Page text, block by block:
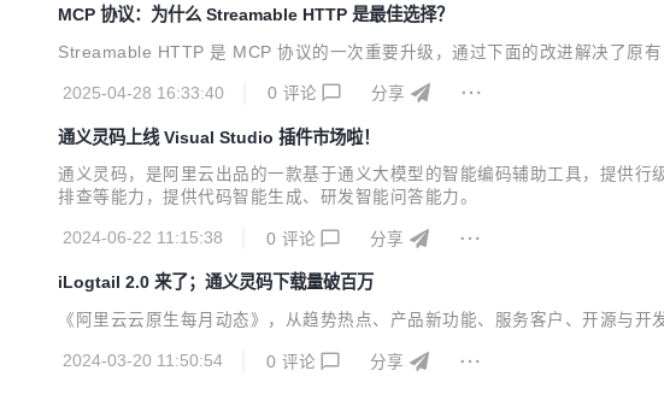
MCP 协议：为什么 Streamable HTTP 是最佳选择？
Streamable HTTP 是 MCP 协议的一次重要升级，通过下面的改进解决了原
2025-04-28 16:33:40 0 评论 分享
通义灵码上线 Visual Studio 插件市场啦！
通义灵码，是阿里云出品的一款基于通义大模型的智能编码辅助工具，提供
排查等能力，提供代码智能生成、研发智能问答能力。
2024-06-22 11:15:38 0 评论 分享
iLogtail 2.0 来了；通义灵码下载量破百万
《阿里云云原生每月动态》，从趋势热点、产品新功能、服务客户、开源与开
2024-03-20 11:50:54 0 评论 分享